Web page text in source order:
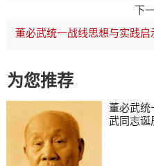
下
董必武统一战线思想与实践
为您推荐
董必武统
武同志诞